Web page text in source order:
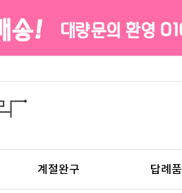
계절완구 답례